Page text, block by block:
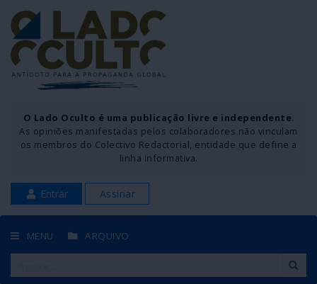
O Lado Oculto é uma publicação livre e independente.
As opiniões manifestadas pelos colaboradores não vinculam
os membros do Colectivo Redactorial, entidade que define a
linha informativa.
Entrar Assinar
MENU ARQUIVO